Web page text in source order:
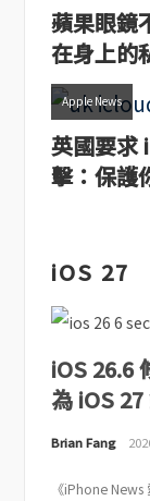
蘋果眼鏡
在身上的
Apple News
英國要求
擊：保護
iOS 27
iOS 26.6
為 iOS
Brian Fang
《iPhone